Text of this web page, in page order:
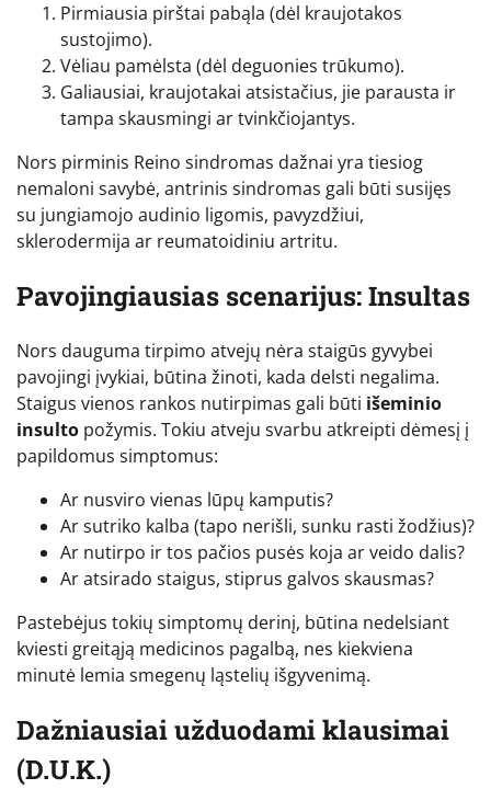
Pirmiausia pirštai pabąla (dėl kraujotakos
sustojimo).
Vėliau pamėlsta (dėl deguonies trūkumo).
Galiausiai, kraujotakai atsistačius, jie parausta ir
tampa skausmingi ar tvinkčiojantys.
Nors pirminis Reino sindromas dažnai yra tiesiog
nemaloni savybė, antrinis sindromas gali būti susijęs
su jungiamojo audinio ligomis, pavyzdžiui,
sklerodermija ar reumatoidiniu artritu.
Pavojingiausias scenarijus: Insultas
Nors dauguma tirpimo atvejų nėra staigūs gyvybei
pavojingi įvykiai, būtina žinoti, kada delsti negalima.
Staigus vienos rankos nutirpimas gali būti išeminio
insulto požymis. Tokiu atveju svarbu atkreipti dėmesį į
papildomus simptomus:
Ar nusviro vienas lūpų kamputis?
Ar sutriko kalba (tapo nerišli, sunku rasti žodžius)?
Ar nutirpo ir tos pačios pusės koja ar veido dalis?
Ar atsirado staigus, stiprus galvos skausmas?
Pastebėjus tokių simptomų derinį, būtina nedelsiant
kviesti greitąją medicinos pagalbą, nes kiekviena
minutė lemia smegenų ląstelių išgyvenimą.
Dažniausiai užduodami klausimai
(D.U.K.)